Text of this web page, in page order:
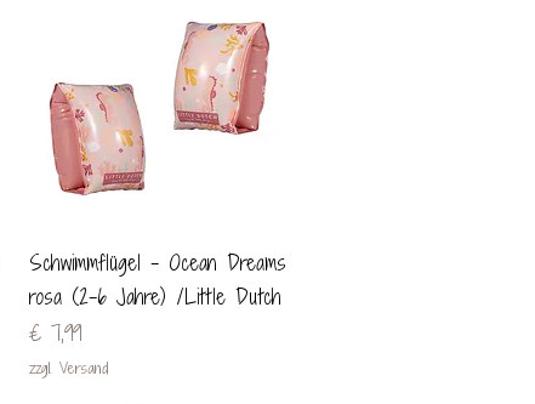
Schnellansicht
Schwimmflügel - Ocean Dreams
rosa (2-6 Jahre) /Little Dutch
Preis
€ 7,99
zzgl. Versand